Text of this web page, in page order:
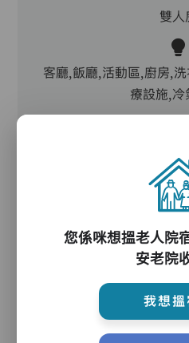
雙人
客廳,飯廳,活動區,廚房,
療設施,冷
椅,
護理服務
主管,助理
您係咪想搵老人院
安老院
我想搵